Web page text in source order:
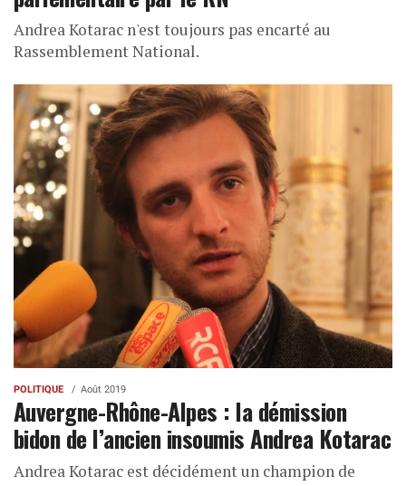
Andrea Kotarac n'est toujours pas encarté au
Rassemblement National.
POLITIQUE Août 2019
Auvergne-Rhône-Alpes : la démission
bidon de l’ancien insoumis Andrea Kotarac
Andrea Kotarac est décidément un champion de